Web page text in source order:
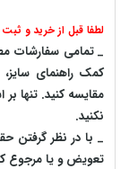
لطفا قبل از خرید و
_ تمامی سفارشات
کمک راهنمای
مقایسه کنید. تنها
نکنید.
_ با در نظر گرفتن
تعویض و یا مرجوع